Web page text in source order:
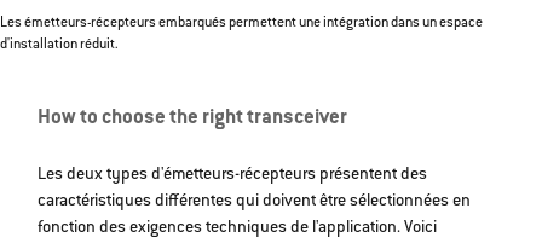
Les émetteurs-récepteurs embarqués permettent une intégration dans un espace
d'installation réduit.
How to choose the right transceiver
Les deux types d'émetteurs-récepteurs présentent des
caractéristiques différentes qui doivent être sélectionnées en
fonction des exigences techniques de l'application. Voici